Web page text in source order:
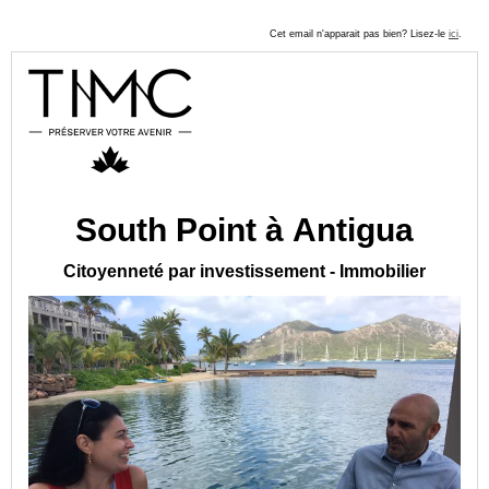
Cet email n'apparait pas bien? Lisez-le ici.
South Point à Antigua
Citoyenneté par investissement - Immobilier